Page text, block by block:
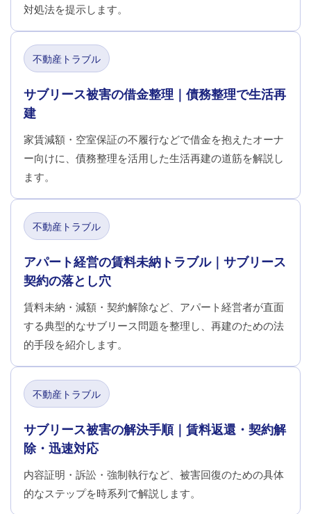
対処法を提示します。
不動産トラブル
サブリース被害の借金整理｜債務整理で生活再
建
家賃減額・空室保証の不履行などで借金を抱えたオーナ
ー向けに、債務整理を活用した生活再建の道筋を解説し
ます。
不動産トラブル
アパート経営の賃料未納トラブル｜サブリース
契約の落とし穴
賃料未納・減額・契約解除など、アパート経営者が直面
する典型的なサブリース問題を整理し、再建のための法
的手段を紹介します。
不動産トラブル
サブリース被害の解決手順｜賃料返還・契約解
除・迅速対応
内容証明・訴訟・強制執行など、被害回復のための具体
的なステップを時系列で解説します。